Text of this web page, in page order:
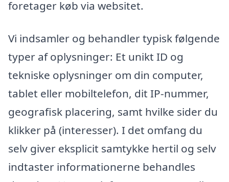
foretager køb via websitet.
Vi indsamler og behandler typisk følgende
typer af oplysninger: Et unikt ID og
tekniske oplysninger om din computer,
tablet eller mobiltelefon, dit IP-nummer,
geografisk placering, samt hvilke sider du
klikker på (interesser). I det omfang du
selv giver eksplicit samtykke hertil og selv
indtaster informationerne behandles